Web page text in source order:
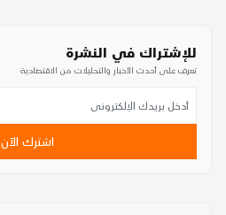
للإشتراك في النشرة
تعرف على أحدث الأخبار والتحليلات من الاقتصادية
اشترك الآن